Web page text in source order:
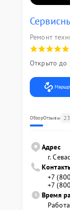
Ремонт
Открыто до
ОбзорОтзывы
Адрес
г.
+7
+7
Время